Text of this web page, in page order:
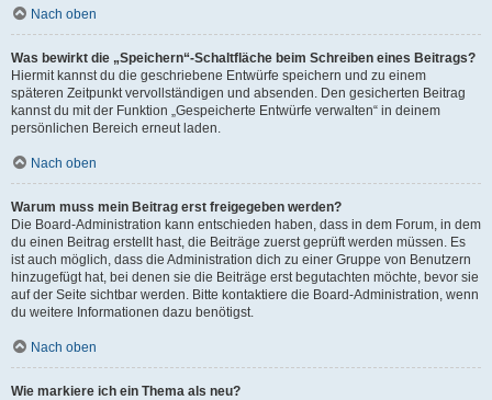
Nach oben
Was bewirkt die „Speichern“-Schaltfläche beim Schreiben eines Beitrags?
Hiermit kannst du die geschriebene Entwürfe speichern und zu einem
späteren Zeitpunkt vervollständigen und absenden. Den gesicherten Beitrag
kannst du mit der Funktion „Gespeicherte Entwürfe verwalten“ in deinem
persönlichen Bereich erneut laden.
Nach oben
Warum muss mein Beitrag erst freigegeben werden?
Die Board-Administration kann entschieden haben, dass in dem Forum, in dem
du einen Beitrag erstellt hast, die Beiträge zuerst geprüft werden müssen. Es
ist auch möglich, dass die Administration dich zu einer Gruppe von Benutzern
hinzugefügt hat, bei denen sie die Beiträge erst begutachten möchte, bevor sie
auf der Seite sichtbar werden. Bitte kontaktiere die Board-Administration, wenn
du weitere Informationen dazu benötigst.
Nach oben
Wie markiere ich ein Thema als neu?